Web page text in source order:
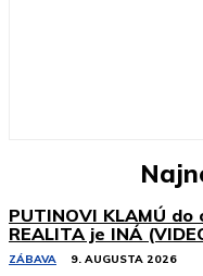
PUTINOVI KLAMÚ do
REALITA je INÁ
ZÁBAVA 9. AUGUSTA 2026